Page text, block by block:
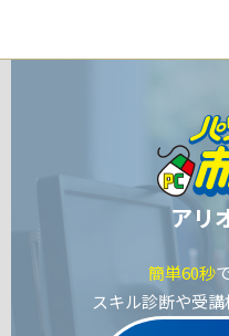
アリ
簡単60秒
スキル診断や受講